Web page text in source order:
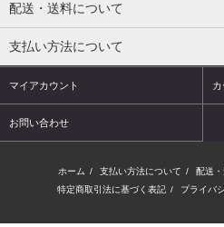
配送・送料について
支払い方法について
マイアカウント
お問い合わせ
ホーム / 支払い方法について / 配送
特定商取引法に基づく表記 / プライバ